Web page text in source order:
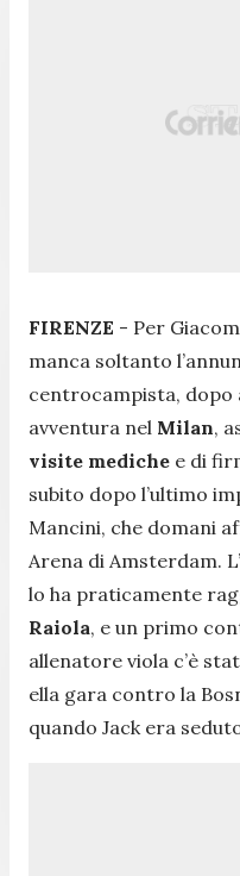
FIRENZE - Per
manca soltanto
centrocampista, dopo
avventura nel Milan,
visite mediche e di
subito dopo l’ultimo
Mancini, che domani
Arena di Amsterdam.
lo ha praticamente
Raiola, e un primo
allenatore viola c’è
ella gara contro la
quando Jack era